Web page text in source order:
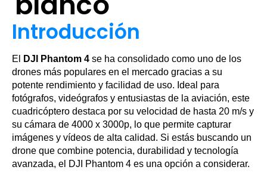
Introducción
El DJI Phantom 4 se ha consolidado como uno de los
drones más populares en el mercado gracias a su
potente rendimiento y facilidad de uso. Ideal para
fotógrafos, videógrafos y entusiastas de la aviación, este
cuadricóptero destaca por su velocidad de hasta 20 m/s y
su cámara de 4000 x 3000p, lo que permite capturar
imágenes y vídeos de alta calidad. Si estás buscando un
drone que combine potencia, durabilidad y tecnología
avanzada, el DJI Phantom 4 es una opción a considerar.